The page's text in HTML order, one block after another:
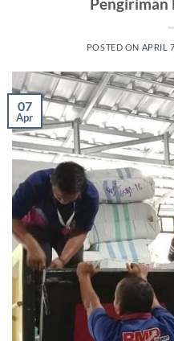
POSTED ON APRIL
07
Apr